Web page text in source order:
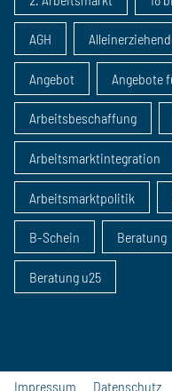
AGH
Angebot Angebote
Arbeitsbeschaffung
Arbeitsmarktintegration
Arbeitsmarktpolitik
B-Schein Beratung
Beratung u25
Impressum Datenschutz